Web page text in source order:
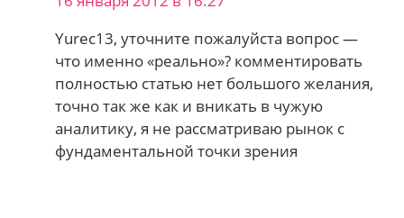
Yurec13, уточните пожалуйста вопрос —
что именно «реально»? комментировать
полностью статью нет большого желания,
точно так же как и вникать в чужую
аналитику, я не рассматриваю рынок с
фундаментальной точки зрения